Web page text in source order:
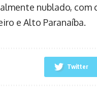
nublado, com
e Alto Paranaíba.
Twitter